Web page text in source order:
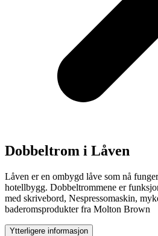
Dobbeltrom i Låven
Låven er en ombygd låve som nå
hotellbygg. Dobbeltrommene er
med skrivebord, Nespressomaskin,
baderomsprodukter fra Molton Brown
Ytterligere informasjon